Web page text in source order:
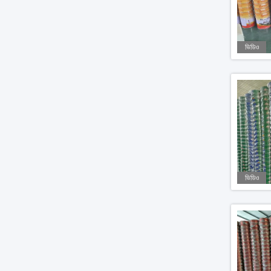
ভিডিও
ভিডিও